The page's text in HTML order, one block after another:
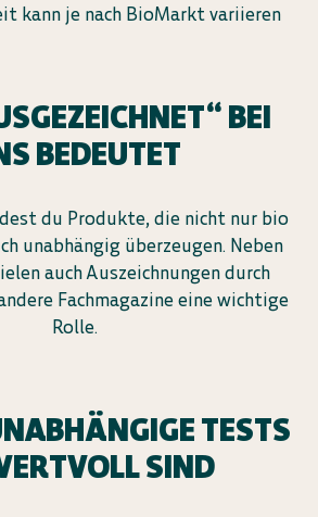
kann je nach BioMarkt variieren
BEI
BEDEUTET
du Produkte, die nicht nur bio
unabhängig überzeugen. Neben
auch Auszeichnungen durch
Fachmagazine eine wichtige
Rolle.
TESTS
SIND